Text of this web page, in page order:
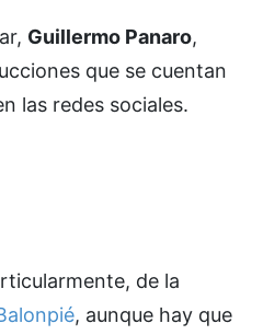
Guillermo Panaro,
que se cuentan
las redes sociales.
de la
, aunque hay que